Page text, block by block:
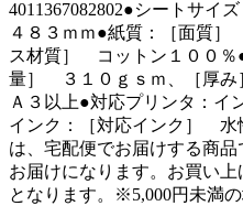
4011367082802●シートサイ
４８３ｍｍ●紙質：［面質
ス材質］ コットン１００％
量］ ３１０ｇｓｍ、［厚
Ａ３以上●対応プリンタ：イ
インク：［対応インク］ 水
は、宅配便でお届けする商
お届けになります。お買い
となります。※5,000円未満